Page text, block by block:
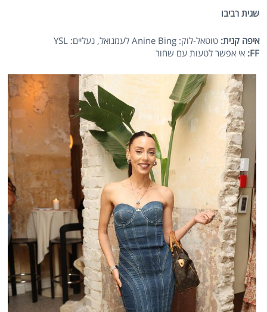
שגית רביבו
איפה קנית: טוטאל-לוק: Anine Bing לעמנואל, נעליים: YSL
FF: אי אפשר לטעות עם שחור